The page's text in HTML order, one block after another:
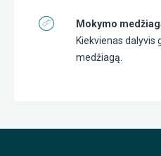
Mokymo
Kiekvienas dalyvis
medžiagą.